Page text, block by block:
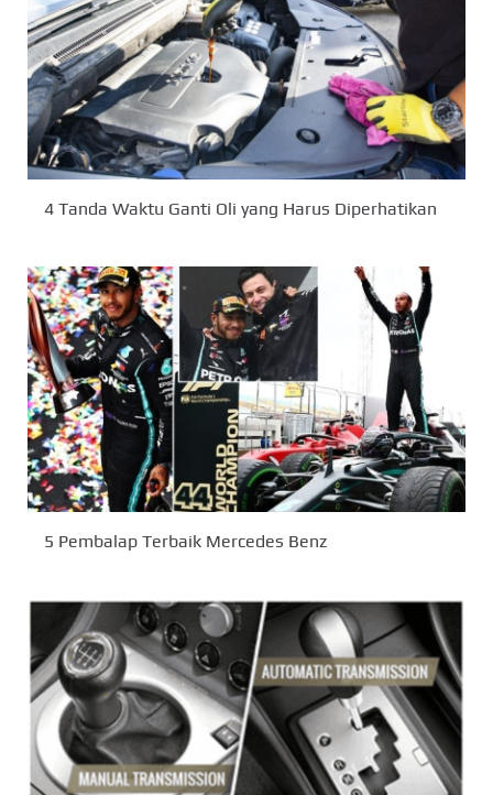
4 Tanda Waktu Ganti Oli yang Harus Diperhatikan
5 Pembalap Terbaik Mercedes Benz